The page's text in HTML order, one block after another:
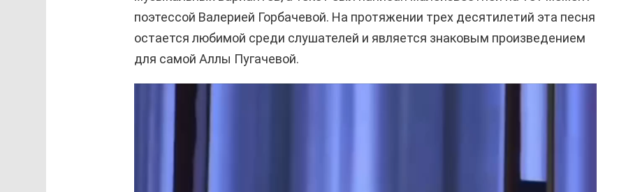
поэтессой Валерией Горбачевой. На протяжении трех десятилетий эта песня
остается любимой среди слушателей и является знаковым произведением
для самой Аллы Пугачевой.